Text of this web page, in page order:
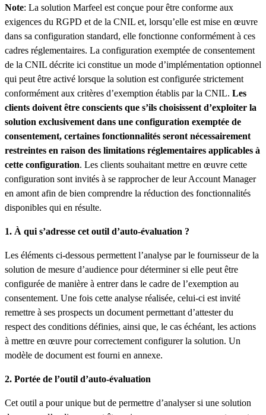
Note: La solution Marfeel est conçue pour être conforme aux
exigences du RGPD et de la CNIL et, lorsqu’elle est mise en œuvre
dans sa configuration standard, elle fonctionne conformément à ces
cadres réglementaires. La configuration exemptée de consentement
de la CNIL décrite ici constitue un mode d’implémentation optionnel
qui peut être activé lorsque la solution est configurée strictement
conformément aux critères d’exemption établis par la CNIL. Les
clients doivent être conscients que s’ils choisissent d’exploiter la
solution exclusivement dans une configuration exemptée de
consentement, certaines fonctionnalités seront nécessairement
restreintes en raison des limitations réglementaires applicables à
cette configuration. Les clients souhaitant mettre en œuvre cette
configuration sont invités à se rapprocher de leur Account Manager
en amont afin de bien comprendre la réduction des fonctionnalités
disponibles qui en résulte.
1. À qui s’adresse cet outil d’auto-évaluation ?
Les éléments ci-dessous permettent l’analyse par le fournisseur de la
solution de mesure d’audience pour déterminer si elle peut être
configurée de manière à entrer dans le cadre de l’exemption au
consentement. Une fois cette analyse réalisée, celui-ci est invité
remettre à ses prospects un document permettant d’attester du
respect des conditions définies, ainsi que, le cas échéant, les actions
à mettre en œuvre pour correctement configurer la solution. Un
modèle de document est fourni en annexe.
2. Portée de l’outil d’auto-évaluation
Cet outil a pour unique but de permettre d’analyser si une solution